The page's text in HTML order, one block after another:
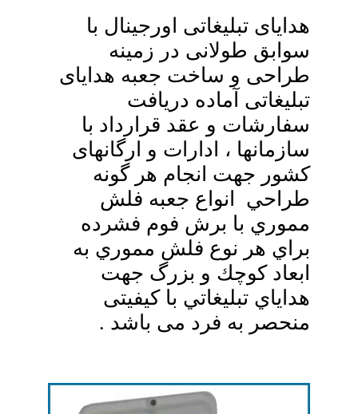
هدایای تبلیغاتی اورجینال با
سوابق طولانی در زمینه
طراحی و ساخت جعبه هدایای
تبلیغاتی آماده دریافت
سفارشات و عقد قرارداد با
سازمانها ، ادارات و ارگانهای
کشور جهت انجام هر گونه
طراحي انواع جعبه فلش
مموري با برش فوم فشرده
براي هر نوع فلش مموري به
ابعاد كوچك و بزرگ جهت
هداياي تبليغاتي با کیفیتی
منحصر به فرد می باشد .